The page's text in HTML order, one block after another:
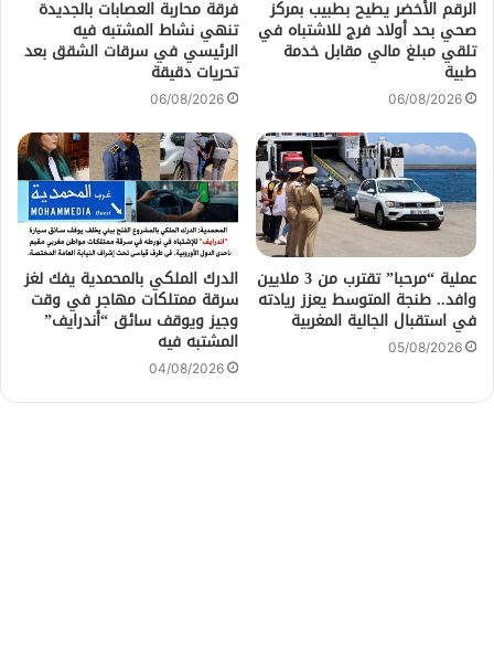
الرقم الأخضر يطيح بطبيب بمركز
صحي بحد أولاد فرج للاشتباه في
تلقي مبلغ مالي مقابل خدمة
طبية
06/08/2026
فرقة محاربة العصابات بالجديدة
تنهي نشاط المشتبه فيه
الرئيسي في سرقات الشقق بعد
تحريات دقيقة
06/08/2026
عملية “مرحبا” تقترب من 3 ملايين
وافد.. طنجة المتوسط يعزز ريادته
في استقبال الجالية المغربية
05/08/2026
الدرك الملكي بالمحمدية يفك لغز
سرقة ممتلكات مهاجر في وقت
وجيز ويوقف سائق “أندرايف”
المشتبه فيه
04/08/2026